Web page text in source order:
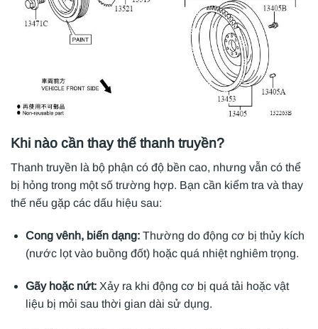
Khi nào cần thay thế thanh truyền?
Thanh truyền là bộ phận có độ bền cao, nhưng vẫn có thể
bị hỏng trong một số trường hợp. Bạn cần kiểm tra và thay
thế nếu gặp các dấu hiệu sau:
Cong vênh, biến dạng: Thường do động cơ bị thủy kích
(nước lọt vào buồng đốt) hoặc quá nhiệt nghiêm trọng.
Gãy hoặc nứt: Xảy ra khi động cơ bị quá tải hoặc vật
liệu bị mỏi sau thời gian dài sử dụng.